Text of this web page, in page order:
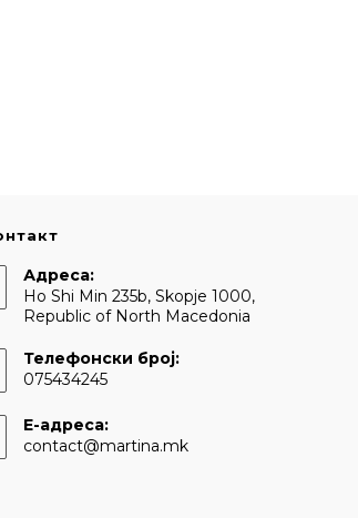
Адреса:
Ho Shi Min 235b, Skopje 1000,
Republic of North Macedonia
Телефонски број:
075434245
Е-адреса:
contact@martina.mkOpens